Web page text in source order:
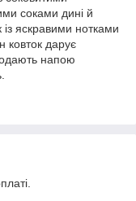
соками дині й
яскравими нотками
ковток дарує
напою